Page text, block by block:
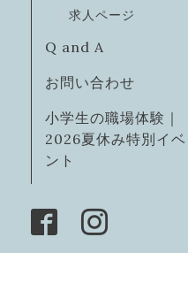
求人ページ
Q and A
お問い合わせ
小学生の職場体験｜
2026夏休み特別イベ
ント